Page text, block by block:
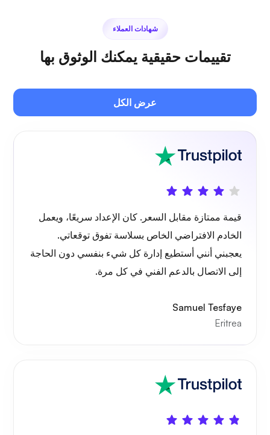
البث الخاص
وايرغارد
يتعجب
شهادات العملاء
تقييمات حقيقية يمكنك الوثوق بها
عرض الكل
قيمة ممتازة مقابل السعر. كان الإعداد سريعًا، ويعمل
الخادم الافتراضي الخاص بسلاسة تفوق توقعاتي.
يعجبني أنني أستطيع إدارة كل شيء بنفسي دون الحاجة
إلى الاتصال بالدعم الفني في كل مرة.
Samuel Tesfaye
Eritrea